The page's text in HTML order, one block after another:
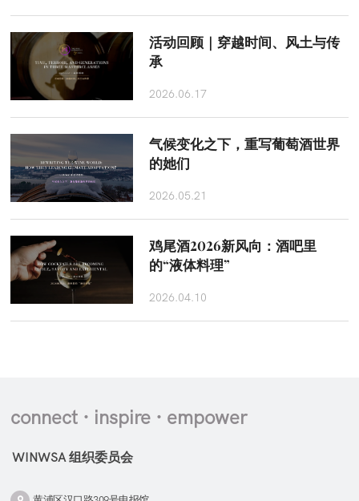
活动回顾｜穿越时间、风土与传
承
2026.06.17
气候变化之下，重写葡萄酒世界
的她们
2026.05.21
鸡尾酒2026新风向：酒吧里
的“液体料理”
2026.04.10
connect · inspire · empower
WINWSA 组织委员会